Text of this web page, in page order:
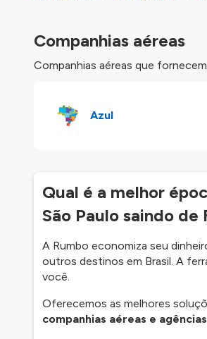
Companhias aéreas
Companhias aéreas que
Azul
Qual é a melhor
São Paulo saindo
A Rumbo economiza seu
outros destinos em Brasil. A
você.
Oferecemos as melhores
companhias aéreas e